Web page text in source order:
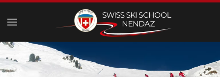
Skip to main content